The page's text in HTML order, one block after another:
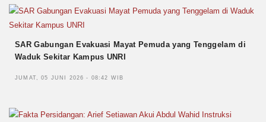
SAR Gabungan Evakuasi Mayat Pemuda yang Tenggelam di
Waduk Sekitar Kampus UNRI
JUMAT, 05 JUNI 2026 - 08:42 WIB